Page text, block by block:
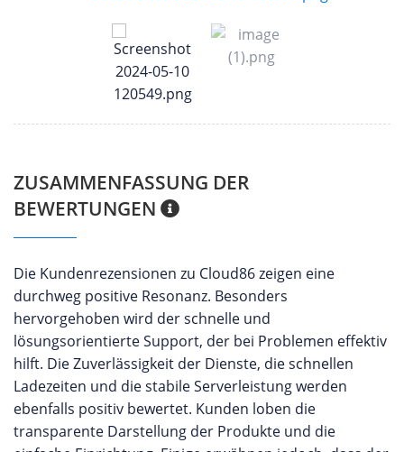
ZUSAMMENFASSUNG DER
BEWERTUNGEN
Die Kundenrezensionen zu Cloud86 zeigen eine
durchweg positive Resonanz. Besonders
hervorgehoben wird der schnelle und
lösungsorientierte Support, der bei Problemen effektiv
hilft. Die Zuverlässigkeit der Dienste, die schnellen
Ladezeiten und die stabile Serverleistung werden
ebenfalls positiv bewertet. Kunden loben die
transparente Darstellung der Produkte und die